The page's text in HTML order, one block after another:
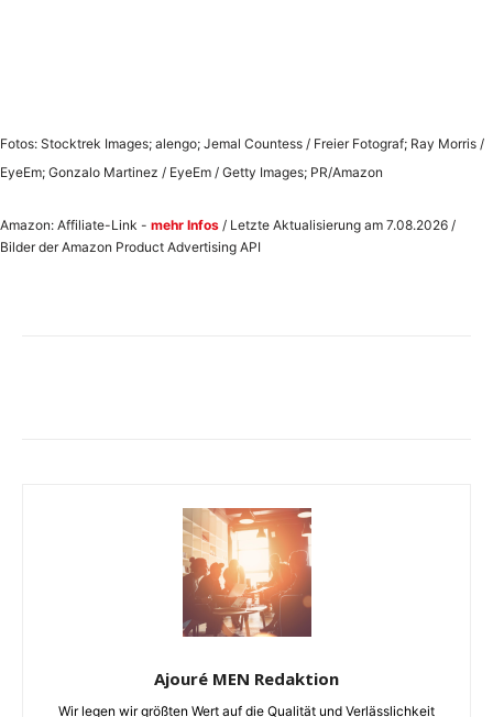
Fotos: Stocktrek Images; alengo; Jemal Countess / Freier Fotograf; Ray Morris /
EyeEm; Gonzalo Martinez / EyeEm / Getty Images; PR/Amazon
Amazon: Affiliate-Link - mehr Infos / Letzte Aktualisierung am 7.08.2026 /
Bilder der Amazon Product Advertising API
Ajouré MEN Redaktion
Wir legen wir größten Wert auf die Qualität und Verlässlichkeit